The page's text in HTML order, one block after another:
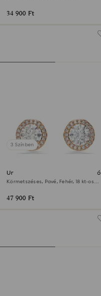
34 900 Ft
3 Színben
Una Angelic bedugós fülbevaló
Körmetszéses, Pavé, Fehér, 18 kt-os
47 900 Ft